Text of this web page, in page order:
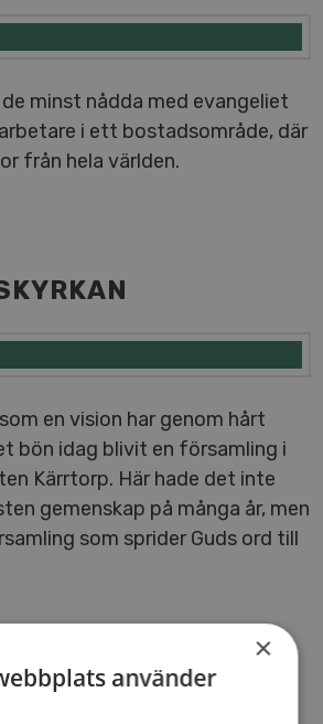
minst nådda med evan­ge­li­et
i ett bo­stads­om­rå­de, där
från hela världen.
en vision har genom hårt
bön idag blivit en för­sam­ling i
Kärrtorp. Här hade det inte
gemenskap på många år, men
som sprider Guds ord till
×
använder